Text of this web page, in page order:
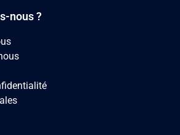
nous ?